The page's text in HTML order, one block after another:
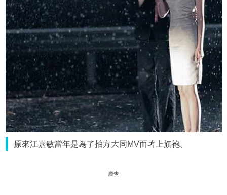
原來江嘉敏當年是為了拍方大同MV而著上旗袍。
廣告